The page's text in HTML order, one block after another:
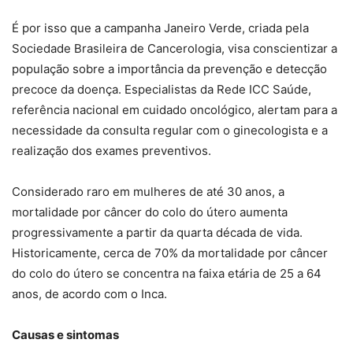
É por isso que a campanha Janeiro Verde, criada pela
Sociedade Brasileira de Cancerologia, visa conscientizar a
população sobre a importância da prevenção e detecção
precoce da doença. Especialistas da Rede ICC Saúde,
referência nacional em cuidado oncológico, alertam para a
necessidade da consulta regular com o ginecologista e a
realização dos exames preventivos.
Considerado raro em mulheres de até 30 anos, a
mortalidade por câncer do colo do útero aumenta
progressivamente a partir da quarta década de vida.
Historicamente, cerca de 70% da mortalidade por câncer
do colo do útero se concentra na faixa etária de 25 a 64
anos, de acordo com o Inca.
Causas e sintomas